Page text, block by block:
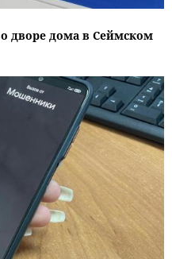
дворе дома в Сеймском